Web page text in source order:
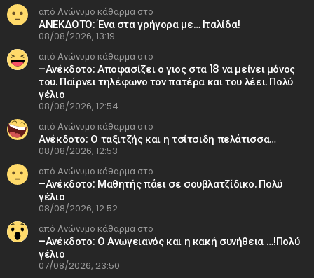
από Ανώνυμο κάθαρμα στο
ΑΝΕΚΔΟΤΟ: Ένα στα γρήγορα με… Ιταλίδα!
08/08/2026, 13:19
από Ανώνυμο κάθαρμα στο
–Ανέκδοτο: Αποφασίζει ο γιος στα 18 να μείνει μόνος
του. Παίρνει τηλέφωνο τον πατέρα και του λέει. Πολύ
γέλιο
08/08/2026, 12:54
από Ανώνυμο κάθαρμα στο
Ανέκδοτο: Ο ταξιτζής και η τσίτσιδη πελάτισσα…
08/08/2026, 12:53
από Ανώνυμο κάθαρμα στο
–Ανέκδοτο: Μαθητής πάει σε σουβλατζίδικο. Πολύ
γέλιο
08/08/2026, 12:52
από Ανώνυμο κάθαρμα στο
–Ανέκδοτο: Ο Ανωγειανός και η κακή συνήθεια …!Πολύ
γέλιο
07/08/2026, 23:50